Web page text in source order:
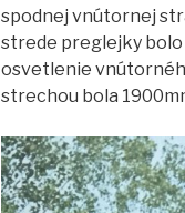
spodnej vnútornej
strede preglejky
osvetlenie
strechou bola